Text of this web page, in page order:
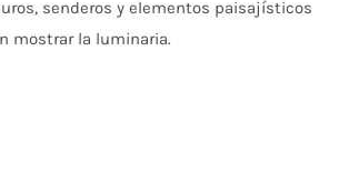
senderos y elementos paisajísticos
mostrar la luminaria.